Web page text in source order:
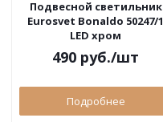
Подвесной светильник
Eurosvet Bonaldo 50247/1
LED хром
490 руб./шт
Подробнее